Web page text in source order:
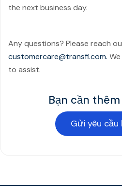
the next business day.
Any questions? Please reach
customercare@transfi.com.
to assist.
Bạn cần
Gửi yêu